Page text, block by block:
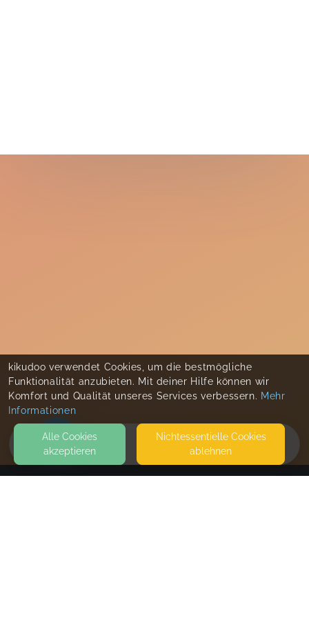
HOME
kikudoo verwendet Cookies, um die bestmögliche
Funktionalität anzubieten. Mit deiner Hilfe können wir
Komfort und Qualität unseres Services verbessern. Mehr
Informationen
Alle Cookies
akzeptieren
Nicht­essentielle Cookies
ablehnen